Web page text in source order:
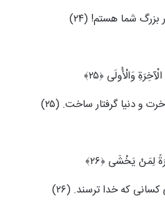
شما هستم! (۲۴)
وَالْأُولَى ﴿۲۵﴾
و دنیا گرفتار ساخت. (۲۵)
لِمَنْ یَخْشَى ﴿۲۶﴾
که خدا ترسند. (۲۶)